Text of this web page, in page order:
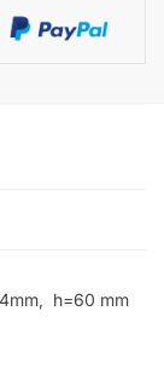
h=60 mm